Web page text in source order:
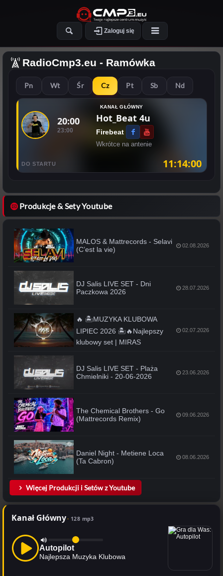
Zaloguj się
RadioCmp3.eu - Ramówka
Pn Wt Śr Cz Pt Sb Nd
20:00
23:00
KANAŁ GŁÓWNY
Hot_Beat 4u
Firebeat
Wkrótce na antenie
DO STARTU 11:14:00
Produkcje & Sety Youtube
MALOS & Mattrecords - Selavi
(C’est la vie)
02.08.2026
DJ Salis LIVE SET - Dni
Paczkowa 2026
28.07.2026
🔥 🏝️MUZYKA KLUBOWA
LIPIEC 2026 🏝️🔥Najlepszy
klubowy set | MIRAS
02.07.2026
DJ Salis LIVE SET - Plaża
Chmielniki - 20-06-2026
23.06.2026
The Chemical Brothers - Go
(Mattrecords Remix)
09.06.2026
Daniel Night - Metiene Loca
(Ta Cabron)
08.06.2026
Więcej Produkcji i Setów z Youtube
Kanał Główny 128 mp3
Autopilot
Najlepsza Muzyka Klubowa